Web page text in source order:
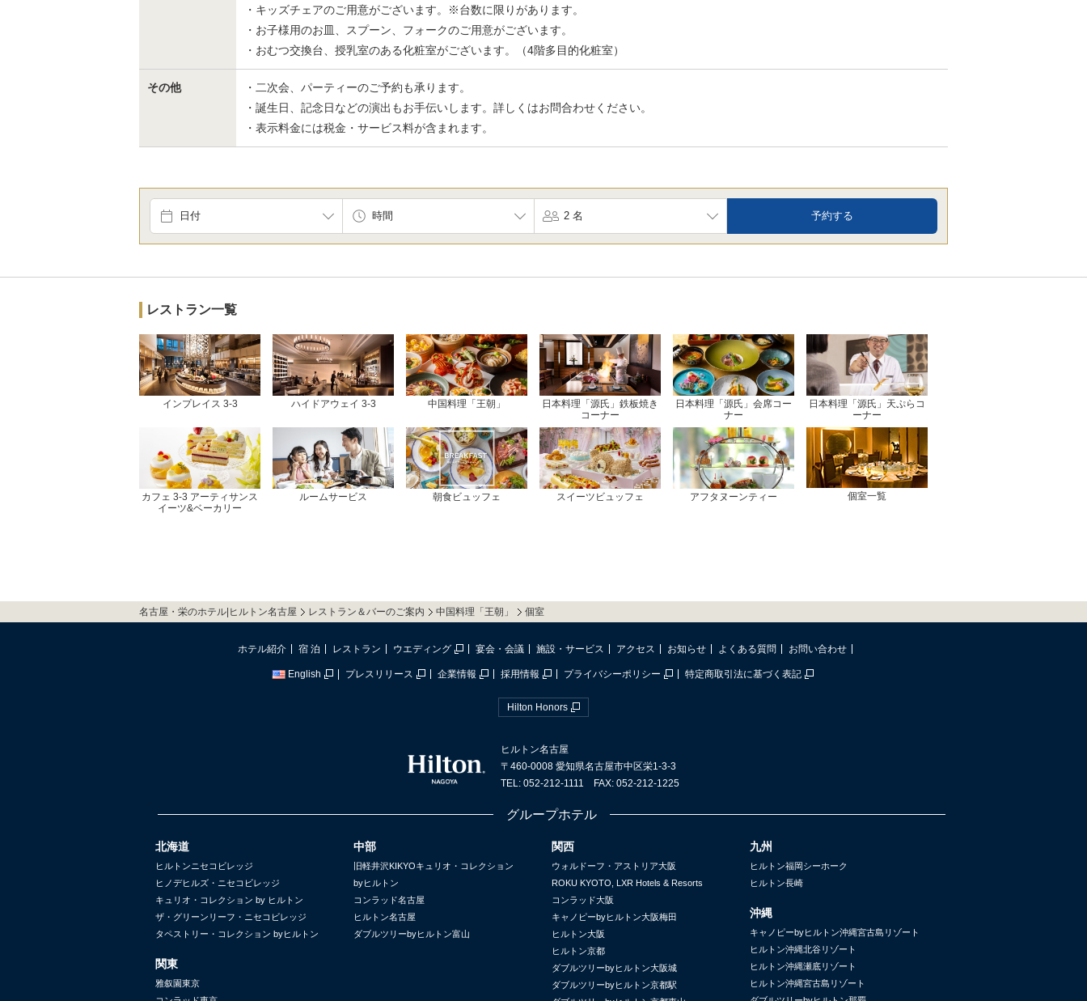
・キッズチェアのご用意がございます。※台数に限りがあります。
・お子様用のお皿、スプーン、フォークのご用意がございます。
・おむつ交換台、授乳室のある化粧室がございます。（4階多目的化粧室）
その他
・二次会、パーティーのご予約も承ります。
・誕生日、記念日などの演出もお手伝いします。詳しくはお問合わせください。
・表示料金には税金・サービス料が含まれます。
日付 時間 2 名 予約する
レストラン一覧
インプレイス 3-3 ハイドアウェイ 3-3 中国料理「王朝」
日本料理「源氏」鉄板焼き
コーナー
日本料理「源氏」会席コー
ナー
日本料理「源氏」天ぷらコ
ーナー
カフェ 3-3 アーティサンス
イーツ&ベーカリー
ルームサービス 朝食ビュッフェ スイーツビュッフェ アフタヌーンティー 個室一覧
名古屋・栄のホテル|ヒルトン名古屋 レストラン＆バーのご案内 中国料理「王朝」 個室
ホテル紹介 宿 泊 レストラン ウエディング 宴会・会議 施設・サービス アクセス お知らせ よくある質問 お問い合わせ
English プレスリリース 企業情報 採用情報 プライバシーポリシー 特定商取引法に基づく表記
Hilton Honors
ヒルトン名古屋
〒460-0008 愛知県名古屋市中区栄1-3-3
TEL: 052-212-1111 FAX: 052-212-1225
グループホテル
北海道
ヒルトンニセコビレッジ
ヒノデヒルズ・ニセコビレッジ
キュリオ・コレクション by ヒルトン
ザ・グリーンリーフ・ニセコビレッジ
タペストリー・コレクション byヒルトン
関東
雅叙園東京
中部
旧軽井沢KIKYOキュリオ・コレクション
byヒルトン
コンラッド名古屋
ヒルトン名古屋
ダブルツリーbyヒルトン富山
関西
ウォルドーフ・アストリア大阪
ROKU KYOTO, LXR Hotels & Resorts
コンラッド大阪
キャノピーbyヒルトン大阪梅田
ヒルトン大阪
ヒルトン京都
ダブルツリーbyヒルトン大阪城
ダブルツリーbyヒルトン京都駅
九州
ヒルトン福岡シーホーク
ヒルトン長崎
沖縄
キャノピーbyヒルトン沖縄宮古島リゾート
ヒルトン沖縄北谷リゾート
ヒルトン沖縄瀬底リゾート
ヒルトン沖縄宮古島リゾート